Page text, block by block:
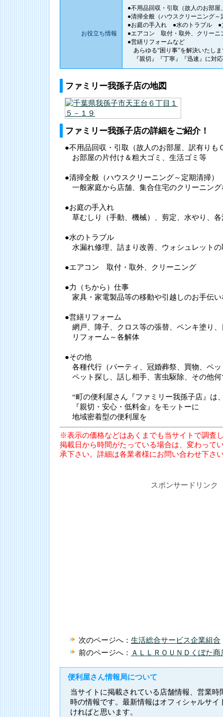
お役立ち情報
●不用品回収・引取（故人のお部屋
●清掃全般（ハウスクリーニング～
●お庭の手入れ ●水のトラブル ●
●エアコン 取付・取外、クリーニ
●営繕リフォームなど
あらゆる“困り事”を解決いたし
『親切』『丁寧』『迅速』に対
ファミリー我孫子店の地図
ファミリー我孫子店の詳細をご紹介！
●不用品回収・引取（故人のお部屋、訳有りも
お部屋の片付け＆粗大ゴミ、生活ゴミ等
●清掃全般（ハウスクリーニング～定期清掃）
一般家庭から店舗、集合住宅のクリーニング
●お庭の手入れ
草むしり（手動、機械）、剪定、水やり、各
●水のトラブル
水漏れ修理、詰まり改善、ウォシュレットの
●エアコン 取付・取外、クリーニング
●力（ちから）仕事
家具・家電製品等の移動や引越しのお手伝い
●営繕リフォーム
網戸、障子、クロス等の張替、ペンキ塗り、
リフォーム～各解体
●その他
各種代行（パーティ、冠婚葬祭、買物、ペ
ペット探し、話し相手、害虫駆除、その他何
“町の便利屋さん『ファミリー我孫子店』は
『親切・安心・低料金』をモットーに
地域密着型の便利屋を
※表示の価格などはあくまでも当サイトで調査
掲載日から時間がたっている場合は、変わって
承下さい。詳細は各業者様にお問い合わせ下さ
スポンサードリンク
次のページへ： 生活総合サービス企業組合
前のページへ： ＡＬＬＲＯＵＮＤくぼた商
便利屋さん情報局について
当サイトに掲載されている店舗情報、営業時
時の情報です。最新情報はオフィシャルサイ
ければと思います。